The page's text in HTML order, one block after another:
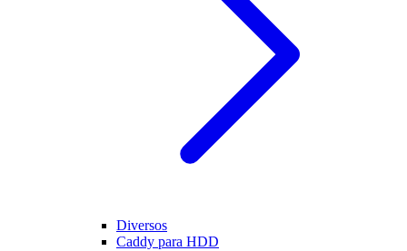
Diversos
Caddy para HDD